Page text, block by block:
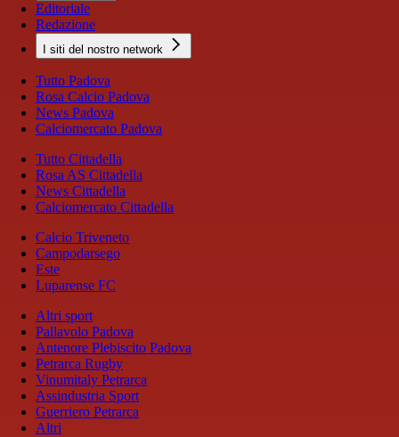
Editoriale
Redazione
I siti del nostro network
Tutto Padova
Rosa Calcio Padova
News Padova
Calciomercato Padova
Tutto Cittadella
Rosa AS Cittadella
News Cittadella
Calciomercato Cittadella
Calcio Triveneto
Campodarsego
Este
Luparense FC
Altri sport
Pallavolo Padova
Antenore Plebiscito Padova
Petrarca Rugby
Vinumitaly Petrarca
Assindustria Sport
Guerriero Petrarca
Altri